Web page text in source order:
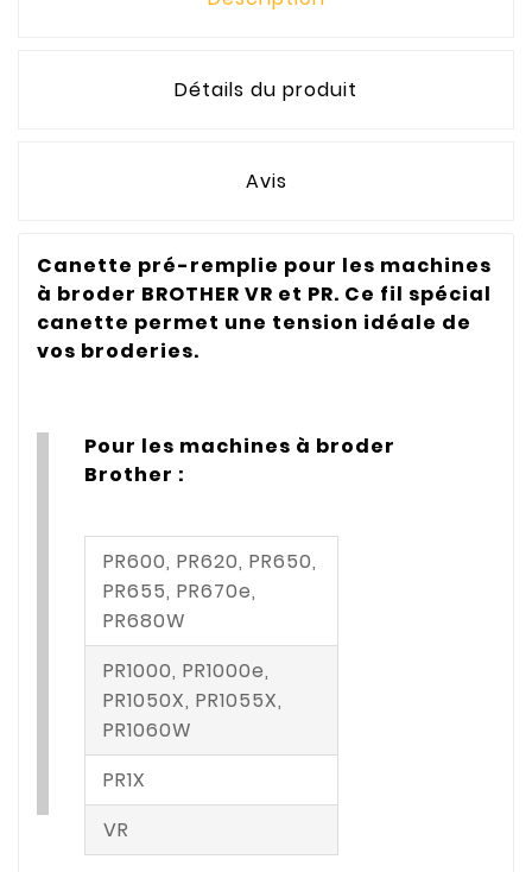
Détails du produit
Avis
Canette pré-remplie pour les machines
à broder BROTHER VR et PR. Ce fil spécial
canette permet une tension idéale de
vos broderies.
Pour les machines à broder
Brother :
PR600, PR620, PR650,
PR655, PR670e,
PR680W
PR1000, PR1000e,
PR1050X, PR1055X,
PR1060W
PR1X
VR